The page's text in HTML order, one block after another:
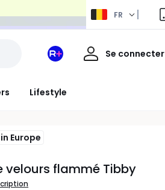
FR
Lifestyle
Mon
Redoute
Se connecter
Mon
Europe
velours flammé Tibby